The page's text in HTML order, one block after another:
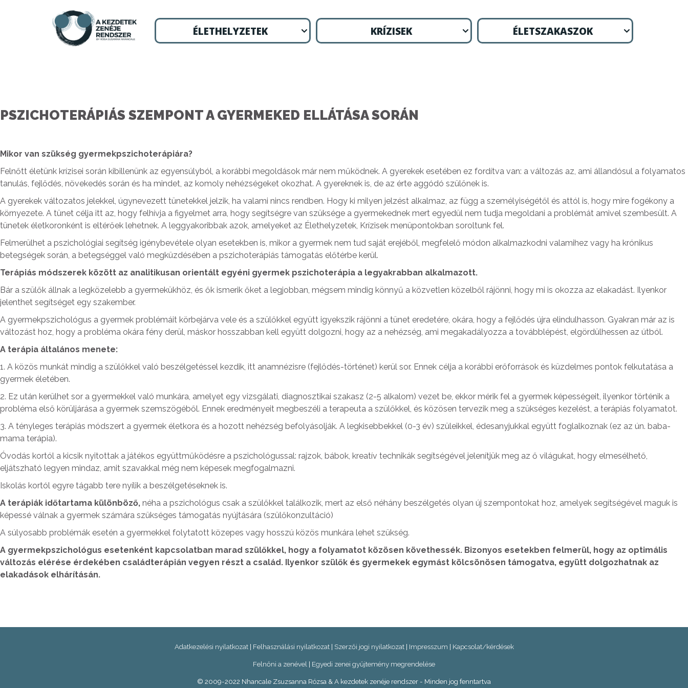
ÉLETHELYZETEK KRÍZISEK ÉLETSZAKASZOK
PSZICHOTERÁPIÁS SZEMPONT A GYERMEKED ELLÁTÁSA SORÁN
Mikor van szükség gyermekpszichoterápiára?
Felnőtt életünk krízisei során kibillenünk az egyensúlyból, a korábbi megoldások már nem működnek. A gyerekek esetében ez fordítva van: a változás az, ami állandósul a folyamatos
tanulás, fejlődés, növekedés során és ha mindet, az komoly nehézségeket okozhat. A gyereknek is, de az érte aggódó szülőnek is.
A gyerekek változatos jelekkel, úgynevezett tünetekkel jelzik, ha valami nincs rendben. Hogy ki milyen jelzést alkalmaz, az függ a személyiségétől és attól is, hogy mire fogékony a
környezete. A tünet célja itt az, hogy felhívja a figyelmet arra, hogy segítségre van szüksége a gyermekednek mert egyedül nem tudja megoldani a problémát amivel szembesült. A
tünetek életkoronként is eltérőek lehetnek. A leggyakoribbak azok, amelyeket az Élethelyzetek, Krízisek menüpontokban soroltunk fel.
Felmerülhet a pszichológiai segítség igénybevétele olyan esetekben is, mikor a gyermek nem tud saját erejéből, megfelelő módon alkalmazkodni valamihez vagy ha krónikus
betegségek során, a betegséggel való megküzdésében a pszichoterápiás támogatás előtérbe kerül.
Terápiás módszerek között az analitikusan orientált egyéni gyermek pszichoterápia a legyakrabban alkalmazott.
Bár a szülők állnak a legközelebb a gyermekükhöz, és ők ismerik őket a legjobban, mégsem mindig könnyű a közvetlen közelből rájönni, hogy mi is okozza az elakadást. Ilyenkor
jelenthet segítséget egy szakember.
A gyermekpszichológus a gyermek problémáit körbejárva vele és a szülőkkel együtt igyekszik rájönni a tünet eredetére, okára, hogy a fejlődés újra elindulhasson. Gyakran már az is
változást hoz, hogy a probléma okára fény derül, máskor hosszabban kell együtt dolgozni, hogy az a nehézség, ami megakadályozza a továbblépést, elgördülhessen az útból.
A terápia általános menete:
1. A közös munkát mindig a szülőkkel való beszélgetéssel kezdik, itt anamnézisre (fejlődés-történet) kerül sor. Ennek célja a korábbi erőforrások és küzdelmes pontok felkutatása a
gyermek életében.
2. Ez után kerülhet sor a gyermekkel való munkára, amelyet egy vizsgálati, diagnosztikai szakasz (2-5 alkalom) vezet be, ekkor mérik fel a gyermek képességeit, ilyenkor történik a
probléma első körüljárása a gyermek szemszögéből. Ennek eredményeit megbeszéli a terapeuta a szülőkkel, és közösen tervezik meg a szükséges kezelést, a terápiás folyamatot.
3. A tényleges terápiás módszert a gyermek életkora és a hozott nehézség befolyásolják. A legkisebbekkel (0-3 év) szüleikkel, édesanyjukkal együtt foglalkoznak (ez az ún. baba-
mama terápia).
Óvodás kortól a kicsik nyitottak a játékos együttműködésre a pszichológussal: rajzok, bábok, kreatív technikák segítségével jelenítjük meg az ő világukat, hogy elmesélhető,
eljátszható legyen mindaz, amit szavakkal még nem képesek megfogalmazni.
Iskolás kortól egyre tágabb tere nyílik a beszélgetéseknek is.
A terápiák időtartama különböző, néha a pszichológus csak a szülőkkel találkozik, mert az első néhány beszélgetés olyan új szempontokat hoz, amelyek segítségével maguk is
képessé válnak a gyermek számára szükséges támogatás nyújtására (szülőkonzultáció)
A súlyosabb problémák esetén a gyermekkel folytatott közepes vagy hosszú közös munkára lehet szükség.
A gyermekpszichológus esetenként kapcsolatban marad szülőkkel, hogy a folyamatot közösen követhessék. Bizonyos esetekben felmerül, hogy az optimális
változás elérése érdekében családterápián vegyen részt a család. Ilyenkor szülők és gyermekek egymást kölcsönösen támogatva, együtt dolgozhatnak az
elakadások elhárításán.
Adatkezelési nyilatkozat | Felhasználási nyilatkozat | Szerzői jogi nyilatkozat | Impresszum | Kapcsolat/kérdések
Felnőni a zenével | Egyedi zenei gyűjtemény megrendelése
© 2009-2022 Nhancale Zsuzsanna Rózsa & A kezdetek zenéje rendszer - Minden jog fenntartva